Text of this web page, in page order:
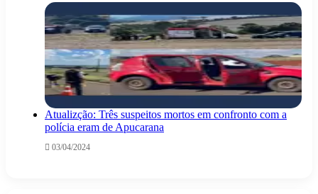
Atualizção: Três suspeitos mortos em confronto com a
polícia eram de Apucarana
03/04/2024